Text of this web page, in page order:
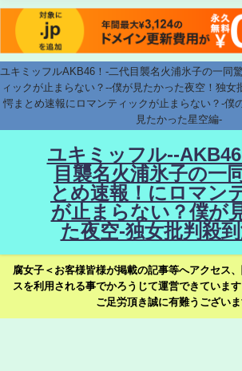
ユキミッフルAKB46！-二代目襲名火浦氷子の一同
ィックが止まらない？--僕が見たかった夜空！独女
愕まとめ速報にロマンティックが止まらない？-僕
見たかった星空編-
ユキミッフル--
目襲名火浦氷子の一
とめ速報！にロマン
が止まらない？僕が
た夜空-独女批判殺
腐女子＜お客様皆様が掲載の記事等へアクセス
スを利用される事でかろうじて運営できていま
ご足労頂き誠に有難うございま